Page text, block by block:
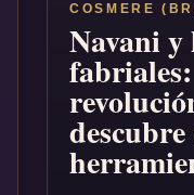
COSMERE
Navani y